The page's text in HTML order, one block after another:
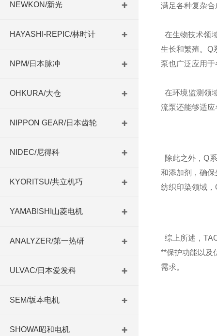
NEWKON/新光
HAYASHI-REPIC/林时计
NPM/日本脉冲
OHKURA/大仓
NIPPON GEAR/日本齿轮
NIDEC/尼得科
KYORITSU/共立机巧
YAMABISHI山菱电机
ANALYZER/第一热研
ULVAC/日本爱发科
SEM/坂本电机
SHOWA昭和电机
满足各种复杂
在生物技术领
生长和繁殖。Q
泵也广泛应用
在环境监测领
流泵还能够适
除此之外，Q
和添加剂，确
纺织印染领域
综上所述，
**保护功能以及
需求。